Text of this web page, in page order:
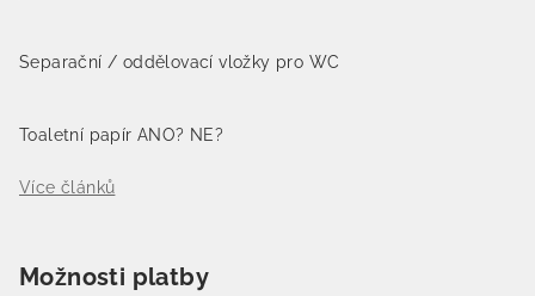
Separační / oddělovací vložky pro WC
Toaletní papír ANO? NE?
Více článků
Možnosti platby